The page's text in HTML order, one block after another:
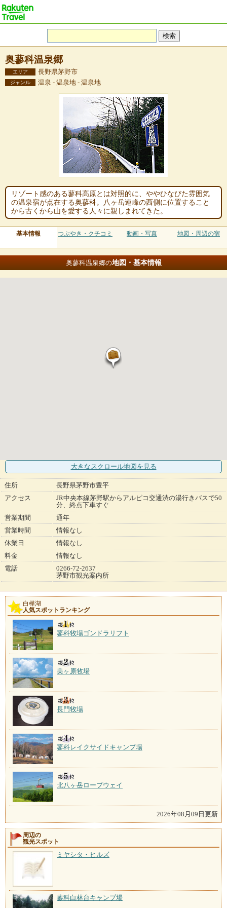
奥蓼科温泉郷
エリア 長野県茅野市
ジャンル 温泉 - 温泉地 - 温泉地
リゾート感のある蓼科高原とは対照的に、ややひなびた雰囲気
の温泉宿が点在する奥蓼科。八ヶ岳連峰の西側に位置すること
から古くから山を愛する人々に親しまれてきた。
基本情報 つぶやき・クチコミ 動画・写真 地図・周辺の宿
奥蓼科温泉郷の地図・基本情報
大きなスクロール地図 を見る
住所
長野県茅野市豊平
アクセス
JR中央本線茅野駅からアルピコ交通渋の湯行きバスで50
分、終点下車すぐ
営業期間
通年
営業時間
情報なし
休業日
情報なし
料金
情報なし
電話
0266-72-2637
茅野市観光案内所
白樺湖
人気スポットランキング
蓼科牧場ゴンドラリフト
美ヶ原牧場
長門牧場
蓼科レイクサイドキャンプ場
北八ヶ岳ロープウェイ
2026年08月09日更新
周辺の
観光スポット
ミヤシタ・ヒルズ
蓼科白林台キャンプ場